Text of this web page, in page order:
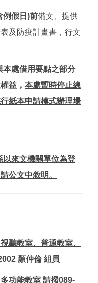
例假日)前備文、提供
及防疫計畫書，行文
本處借用要點之部分
益， 本處暫時停止線
紙本申請模式辦理場
以來文機關單位為登
公文中敘明。
聽教室、 普通教室、
顏仲倫 組員
功能教室 請撥089-